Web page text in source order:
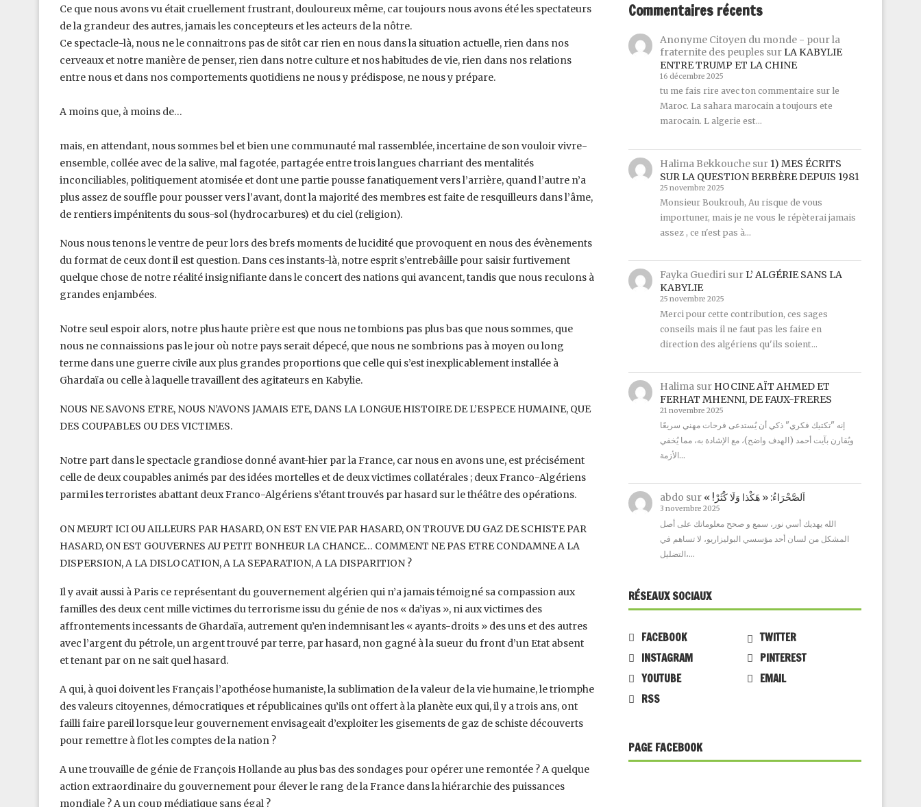
Ce que nous avons vu était cruellement frustrant, douloureux même, car toujours nous avons ‎été les spectateurs
de la grandeur des autres, jamais les concepteurs et les acteurs de la ‎nôtre. ‎
Ce spectacle-là, nous ne le connaitrons pas de sitôt car rien en nous dans la situation ‎actuelle, rien dans nos
cerveaux et notre manière de penser, rien dans notre culture et nos ‎habitudes de vie, rien dans nos relations
entre nous et dans nos comportements quotidiens ‎ne nous y prédispose, ne nous y prépare.
A moins que, à moins de…
mais, en attendant, nous sommes bel et bien une communauté mal rassemblée, incertaine ‎de son vouloir vivre-
ensemble, collée avec de la salive, mal fagotée, partagée entre trois ‎langues charriant des mentalités
inconciliables, politiquement atomisée et dont une partie ‎pousse fanatiquement vers l’arrière, quand l’autre n’a
plus assez de souffle pour pousser ‎vers l’avant, dont la majorité des membres est faite de resquilleurs dans l’âme,
de rentiers ‎impénitents du sous-sol (hydrocarbures) et du ciel (religion). ‎
Nous nous tenons le ventre de peur lors des brefs moments de lucidité que provoquent en ‎nous des évènements
du format de ceux dont il est question. Dans ces instants-là, notre ‎esprit s’entrebâille pour saisir furtivement
quelque chose de notre réalité insignifiante dans ‎le concert des nations qui avancent, tandis que nous reculons à
grandes enjambées.
Notre seul espoir alors, notre plus haute prière est que nous ne tombions pas plus bas que ‎nous sommes, que
nous ne connaissions pas le jour où notre pays serait dépecé, que nous ne ‎sombrions pas à moyen ou long
terme dans une guerre civile aux plus grandes proportions ‎que celle qui s’est inexplicablement installée à
Ghardaïa ou celle à laquelle travaillent des ‎agitateurs en Kabylie. ‎
NOUS NE SAVONS ETRE, NOUS N’AVONS JAMAIS ETE, DANS LA LONGUE HISTOIRE DE ‎L’ESPECE HUMAINE, QUE
DES COUPABLES OU DES VICTIMES.
Notre part dans le spectacle grandiose donné avant-hier par la France, car nous en avons ‎une, est précisément
celle de deux coupables animés par des idées mortelles et de deux ‎victimes collatérales ; deux Franco-Algériens
parmi les terroristes abattant deux Franco-‎Algériens s’étant trouvés par hasard sur le théâtre des opérations.
ON MEURT ICI OU AILLEURS PAR HASARD, ON EST EN VIE PAR HASARD, ON TROUVE DU ‎GAZ DE SCHISTE PAR
HASARD, ON EST GOUVERNES AU PETIT BONHEUR LA CHANCE… ‎COMMENT NE PAS ETRE CONDAMNE A LA
DISPERSION, A LA DISLOCATION, A LA ‎SEPARATION, A LA DISPARITION ? ‎
Il y avait aussi à Paris ce représentant du gouvernement algérien qui n’a jamais témoigné sa ‎compassion aux
familles des deux cent mille victimes du terrorisme issu du génie de nos ‎‎« da’iyas », ni aux victimes des
affrontements incessants de Ghardaïa, autrement ‎qu’en indemnisant les « ayants-droits » des uns et des autres
avec l’argent du pétrole, un ‎argent trouvé par terre, par hasard, non gagné à la sueur du front d’un Etat absent
et tenant ‎par on ne sait quel hasard.‎
A qui, à quoi doivent les Français l’apothéose humaniste, la sublimation de la valeur de la vie ‎humaine, le triomphe
des valeurs citoyennes, démocratiques et républicaines qu’ils ont ‎offert à la planète eux qui, il y a trois ans, ont
failli faire pareil lorsque leur gouvernement ‎envisageait d’exploiter les gisements de gaz de schiste découverts
pour remettre à flot les ‎comptes de la nation ? ‎
A une trouvaille de génie de François Hollande au plus bas des sondages pour opérer une ‎remontée ? A quelque
action extraordinaire du gouvernement pour élever le rang de la ‎France dans la hiérarchie des puissances
mondiale ? A un coup médiatique sans égal ?
Commentaires récents
Anonyme Citoyen du monde - pour la
fraternite des peuplessur LA KABYLIE
ENTRE TRUMP ET LA CHINE
16 décembre 2025
tu me fais rire avec ton commentaire sur le
Maroc. La sahara marocain a toujours ete
marocain. L algerie est…
Halima Bekkouchesur 1) MES ÉCRITS
SUR LA QUESTION BERBÈRE DEPUIS 1981
25 novembre 2025
Monsieur Boukrouh, Au risque de vous
importuner, mais je ne vous le répèterai jamais
assez , ce n'est pas à…
Fayka Guedirisur L’ ALGÉRIE SANS LA
KABYLIE
25 novembre 2025
Merci pour cette contribution, ces sages
conseils mais il ne faut pas les faire en
direction des algériens qu'ils soient…
Halimasur HOCINE AÏT AHMED ET
FERHAT MHENNI, DE FAUX-FRERES
21 novembre 2025
إنه "تكتيك فكري" ذكي أن يُستدعى فرحات مهني سريعًا
ويُقارن بآيت أحمد (الهدف واضح)، مع الإشادة به، مما يُخفي
الأزمة…
abdo sur « !اَلصَّحْرَاءُ: « هَكْذا وَلَا كْثَرْ
3 novembre 2025
الله يهديك أسي نور، سمع و صحح معلوماتك على أصل
المشكل من لسان أحد مؤسسي البوليزاريو، لا تساهم في
التضليل،…
RÉSEAUX SOCIAUX
FACEBOOK
TWITTER
INSTAGRAM
PINTEREST
YOUTUBE
EMAIL
RSS
PAGE FACEBOOK